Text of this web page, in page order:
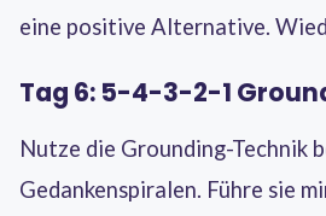
eine positive Alternative.
Tag 6: 5-4-3-2-1
Nutze die Grounding-Technik
Gedankenspiralen. Führe sie